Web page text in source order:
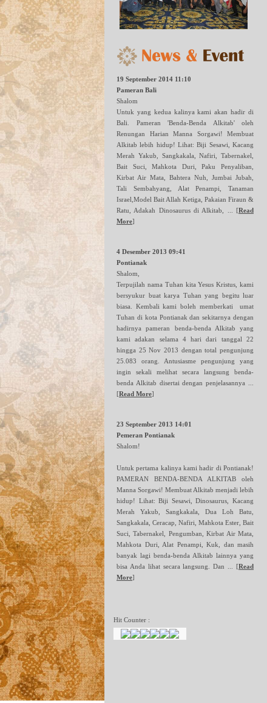
19 September 2014 11:10
Pameran Bali
Shalom
Untuk yang kedua kalinya kami akan hadir di
Bali. Pameran 'Benda-Benda Alkitab' oleh
Renungan Harian Manna Sorgawi! Membuat
Alkitab lebih hidup! Lihat: Biji Sesawi, Kacang
Merah Yakub, Sangkakala, Nafiri, Tabernakel,
Bait Suci, Mahkota Duri, Paku Penyaliban,
Kirbat Air Mata, Bahtera Nuh, Jumbai Jubah,
Tali Sembahyang, Alat Penampi, Tanaman
Israel,Model Bait Allah Ketiga, Pakaian Firaun &
Ratu, Adakah Dinosaurus di Alkitab, ... [Read
More]
4 Desember 2013 09:41
Pontianak
Shalom,
Terpujilah nama Tuhan kita Yesus Kristus, kami
bersyukur buat karya Tuhan yang begitu luar
biasa. Kembali kami boleh memberkati umat
Tuhan di kota Pontianak dan sekitarnya dengan
hadirnya pameran benda-benda Alkitab yang
kami adakan selama 4 hari dari tanggal 22
hingga 25 Nov 2013 dengan total pengunjung
25.083 orang. Antusiasme pengunjung yang
ingin sekali melihat secara langsung benda-
benda Alkitab disertai dengan penjelasannya ...
[Read More]
23 September 2013 14:01
Pemeran Pontianak
Shalom!
Untuk pertama kalinya kami hadir di Pontianak!
PAMERAN BENDA-BENDA ALKITAB oleh
Manna Sorgawi! Membuat Alkitab menjadi lebih
hidup! Lihat: Biji Sesawi, Dinosaurus, Kacang
Merah Yakub, Sangkakala, Dua Loh Batu,
Sangkakala, Ceracap, Nafiri, Mahkota Ester, Bait
Suci, Tabernakel, Pengumban, Kirbat Air Mata,
Mahkota Duri, Alat Penampi, Kuk, dan masih
banyak lagi benda-benda Alkitab lainnya yang
bisa Anda lihat secara langsung. Dan ... [Read
More]
Hit Counter :